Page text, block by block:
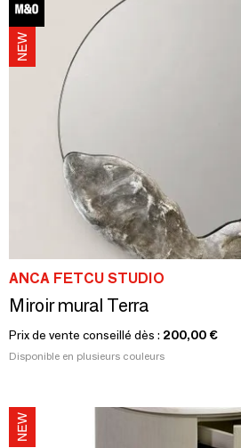
ANCA FETCU STUDIO
Miroir mural Terra
Prix de vente conseillé dès : 200,00 €
Disponible en plusieurs couleurs